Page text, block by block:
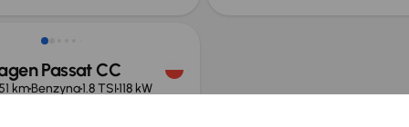
Passat CC
kmBenzyna1.8 TSI118 kW